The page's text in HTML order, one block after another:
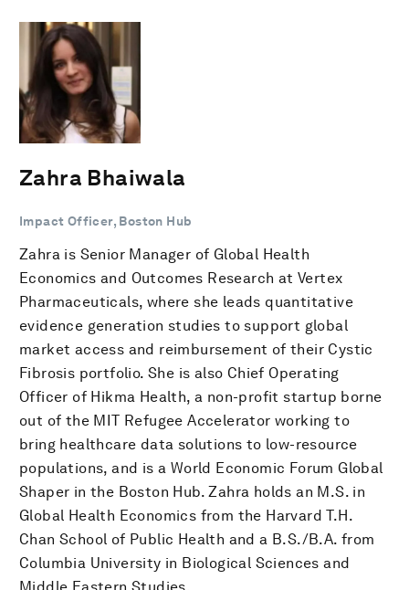
Zahra Bhaiwala
Impact Officer, Boston Hub
Zahra is Senior Manager of Global Health
Economics and Outcomes Research at Vertex
Pharmaceuticals, where she leads quantitative
evidence generation studies to support global
market access and reimbursement of their Cystic
Fibrosis portfolio. She is also Chief Operating
Officer of Hikma Health, a non-profit startup borne
out of the MIT Refugee Accelerator working to
bring healthcare data solutions to low-resource
populations, and is a World Economic Forum Global
Shaper in the Boston Hub. Zahra holds an M.S. in
Global Health Economics from the Harvard T.H.
Chan School of Public Health and a B.S./B.A. from
Columbia University in Biological Sciences and